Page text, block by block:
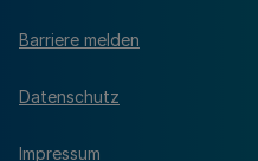
Barriere melden
Datenschutz
Impressum